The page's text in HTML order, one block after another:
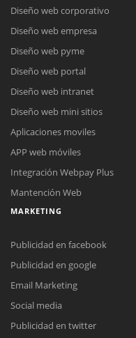
Diseño web corporativo
Diseño web empresa
Diseño web pyme
Diseño web portal
Diseño web intranet
Diseño web mini sitios
Aplicaciones moviles
APP web móviles
Integración Webpay Plus
Mantención Web
MARKETING
Publicidad en facebook
Publicidad en google
Email Marketing
Social media
Publicidad en twitter